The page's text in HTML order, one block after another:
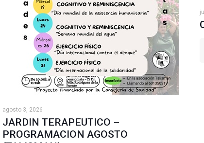
agosto 3, 2026
JARDIN TERAPEUTICO –
PROGRAMACION AGOSTO